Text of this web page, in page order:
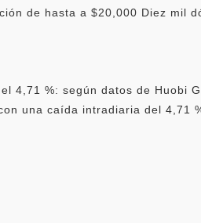
de hasta a $20,000 Diez mil
4,71 %: según datos de Huobi
una caída intradiaria del 4,71